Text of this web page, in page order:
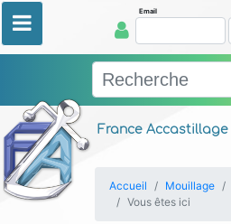
France Accastillage
Email
Accueil Mouillage
Vous êtes ici